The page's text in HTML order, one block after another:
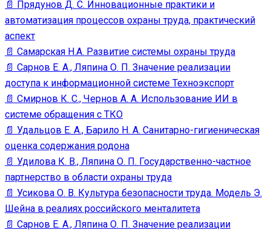
📄 Прядунов Д. С. Инновационные практики и
автоматизация процессов охраны труда, практический
аспект
📄 Самарская Н.А. Развитие системы охраны труда
📄 Сарнов Е. А., Ляпина О. П. Значение реализации
доступа к информационной системе Техноэкспорт
📄 Смирнов К. С., Чернов А. А. Использование ИИ в
системе обращения с ТКО
📄 Удальцов Е. А., Барило Н. А. Санитарно-гигиеническая
оценка содержания родона
📄 Удилова К. В., Ляпина О. П. Государственно-частное
партнерство в области охраны труда
📄 Усикова О. В. Культура безопасности труда. Модель Э.
Шейна в реалиях российского менталитета
📄 Сарнов Е. А., Ляпина О. П. Значение реализации